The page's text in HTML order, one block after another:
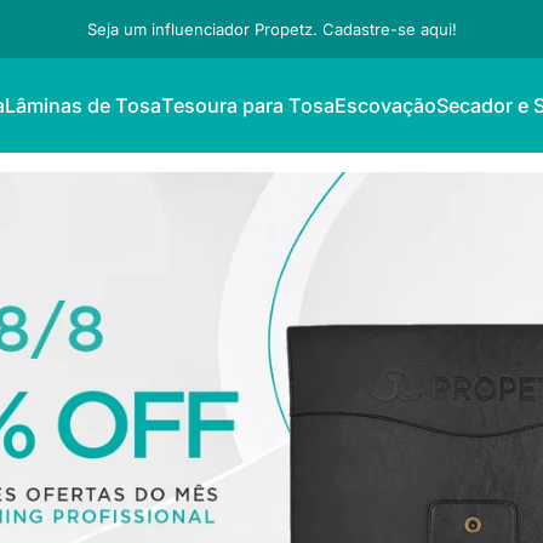
Seja um influenciador Propetz. Cadastre-se aqui!
Lâminas de Tosa
Lâminas de Tosa
Tesoura para Tosa
Tesoura para Tosa
Escovação
Escovação
Secador e
Secador e